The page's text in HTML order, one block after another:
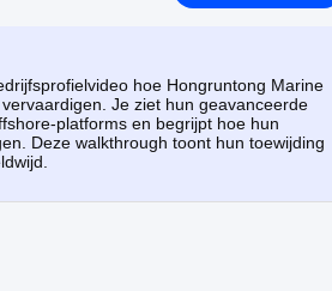
hoe Hongruntong Marine
Je ziet hun geavanceerde
platforms en begrijpt hoe hun
Deze walkthrough toont hun toewijding